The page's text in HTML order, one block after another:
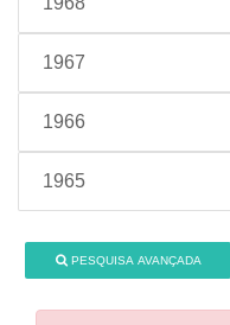
1967
1966
1965
PESQUISA AVANÇADA